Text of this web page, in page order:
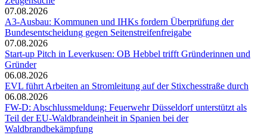
07.08.2026
A3-Ausbau: Kommunen und IHKs fordern Überprüfung der
Bundesentscheidung gegen Seitenstreifenfreigabe
07.08.2026
Start-up Pitch in Leverkusen: OB Hebbel trifft Gründerinnen und
Gründer
06.08.2026
EVL führt Arbeiten an Stromleitung auf der Stixchesstraße durch
06.08.2026
FW-D: Abschlussmeldung: Feuerwehr Düsseldorf unterstützt als
Teil der EU-Waldbrandeinheit in Spanien bei der
Waldbrandbekämpfung